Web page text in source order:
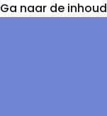
Ga naar de inhoud